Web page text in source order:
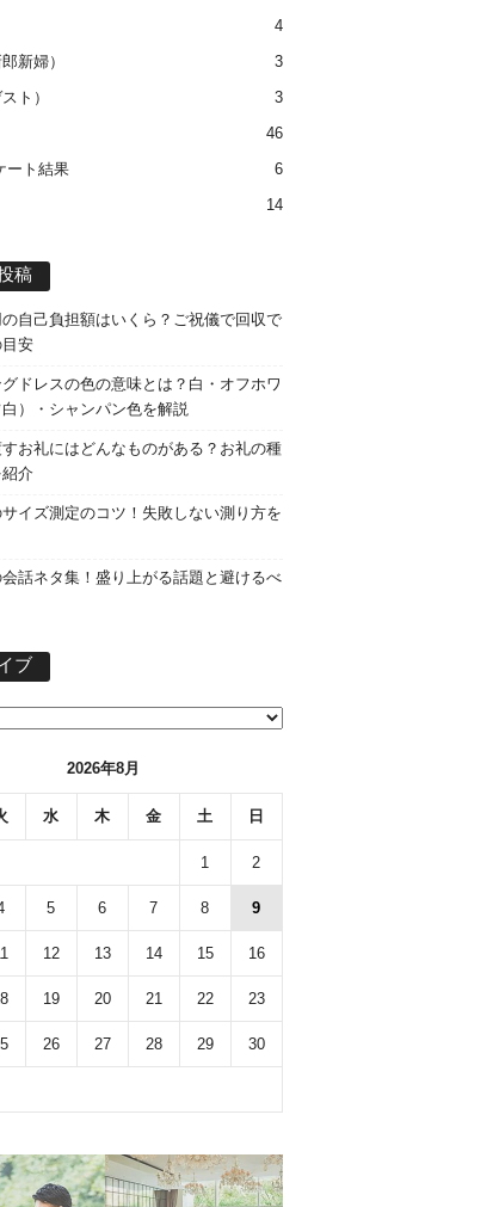
4
新婦）
3
ト）
3
46
ート結果
6
14
稿
自己負担額はいくら？ご祝儀で回収で
安
ドレスの色の意味とは？白・オフホワ
）・シャンパン色を解説
お礼にはどんなものがある？お礼の種
介
イズ測定のコツ！失敗しない測り方を
話ネタ集！盛り上がる話題と避けるべ
ブ
2026年8月
水 木 金 土 日
1 2
5 6 7 8 9
12 13 14 15 16
19 20 21 22 23
26 27 28 29 30